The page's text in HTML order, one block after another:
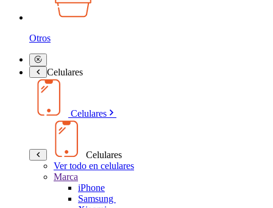
Otros
Celulares
Celulares
Celulares
Ver todo en celulares
Marca
iPhone
Samsung